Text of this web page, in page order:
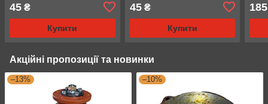
45 ₴
Купити
45₴
Купити
185
Акційні пропозиції та новинки
–13% –10%